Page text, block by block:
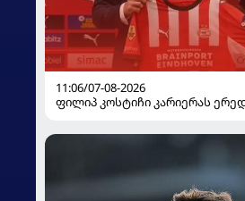
11:06/07-08-2026
ფილიპ კოსტიჩი კარიერას